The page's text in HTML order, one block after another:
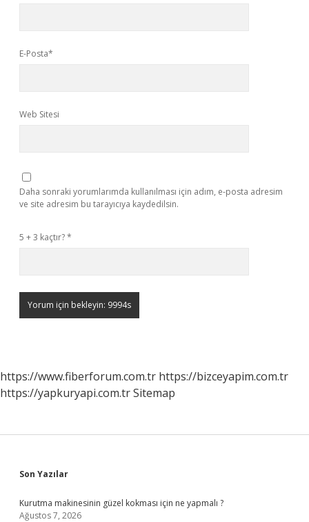
E-Posta*
Web Sitesi
Daha sonraki yorumlarımda kullanılması için adım, e-posta adresim
ve site adresim bu tarayıcıya kaydedilsin.
5 + 3 kaçtır?*
https://www.fiberforum.com.tr https://bizceyapim.com.tr
https://yapkuryapi.com.trSitemap
Sidebar
Son Yazılar
Kurutma makinesinin güzel kokması için ne yapmalı ?
Ağustos 7, 2026